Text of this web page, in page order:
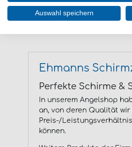
Fox Rage Cat
Ehmanns
Perfekte Schirme &
In unserem Angelshop
an, von deren Qualität
Preis-/
können.
Auswahl speichern